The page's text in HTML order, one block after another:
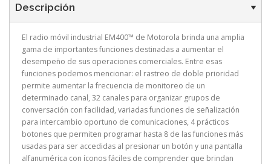
Descripción
El radio móvil industrial EM400™ de Motorola brinda una amplia
gama de importantes funciones destinadas a aumentar el
desempeño de sus operaciones comerciales. Entre esas
funciones podemos mencionar: el rastreo de doble prioridad
permite aumentar la frecuencia de monitoreo de un
determinado canal, 32 canales para organizar grupos de
conversación con facilidad, variadas funciones de señalización
para intercambio oportuno de comunicaciones, 4 prácticos
botones que permiten programar hasta 8 de las funciones más
usadas para ser accedidas al presionar un botón y una pantalla
alfanumérica con íconos fáciles de comprender que brindan